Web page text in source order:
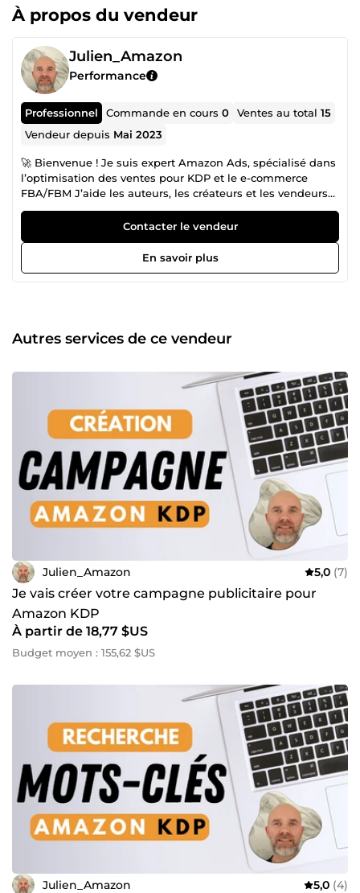
À propos du vendeur
Julien_Amazon
Performance
Professionnel Commande en cours0 Ventes au total15
Vendeur depuis Mai 2023
🚀 Bienvenue ! Je suis expert Amazon Ads, spécialisé dans
l’optimisation des ventes pour KDP et le e-commerce
FBA/FBM J’aide les auteurs, les créateurs et les vendeurs
Amazon à améliorer leur visibilité, réduire leurs coûts
publicitaires et obtenir des ventes plus régulières et
rentables. 🎯 Ce que je peux faire pour vous : 🔸 Publicités
Amazon Ads (PPC) _Création de campagnes performantes
(SP / SB / Auto / Manuel) _Optimisation ACOS / ROAS
Optimisation pour Amazon KDP _Analyse et optimisation
de vos livres _Recherche mots-clés / catégories _Stratégie
amélioration de votre visibilité 🔸 Optimisation pour
Amazon FBA/FBM _Analyse et optimisation de vos fiches
produit _Recherche mots-clés / catégories _Optimisation
des listings pour maximiser les clics _Mise en avant et
amélioration de votre visibilité 📈 Mon objectif est simple :
Vous aider à dépenser moins, vendre plus, et rendre vos
campagnes Amazon Ads vraiment rentables. Je vous
explique clairement ce que je fais, pourquoi je le fais, et
comment améliorer vos performances sur le long terme ,
que vous soyez débutant ou déjà actif sur Amazon. 👉
Consultez mes services ci-dessous et faisons décoller vos
Contacter le vendeur
En savoir plus
Autres services de ce vendeur
Julien_Amazon 5,0 (7)
Je vais créer votre campagne publicitaire pour
Amazon KDP
À partir de 18,77 $US
Budget moyen : 155,62 $US
Julien_Amazon 5,0 (4)